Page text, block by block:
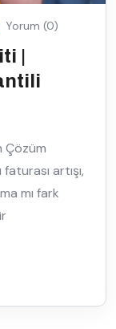
Yorum (0)
|
Çözüm
artışı,
mı fark